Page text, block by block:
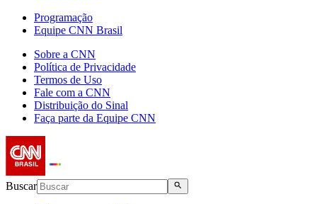
Programação
Equipe CNN Brasil
Sobre a CNN
Política de Privacidade
Termos de Uso
Fale com a CNN
Distribuição do Sinal
Faça parte da Equipe CNN
Buscar